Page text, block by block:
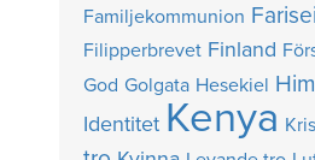
Familjekommunion
Filipperbrevet Finland
God Golgata Hesekiel
Identitet Kenya